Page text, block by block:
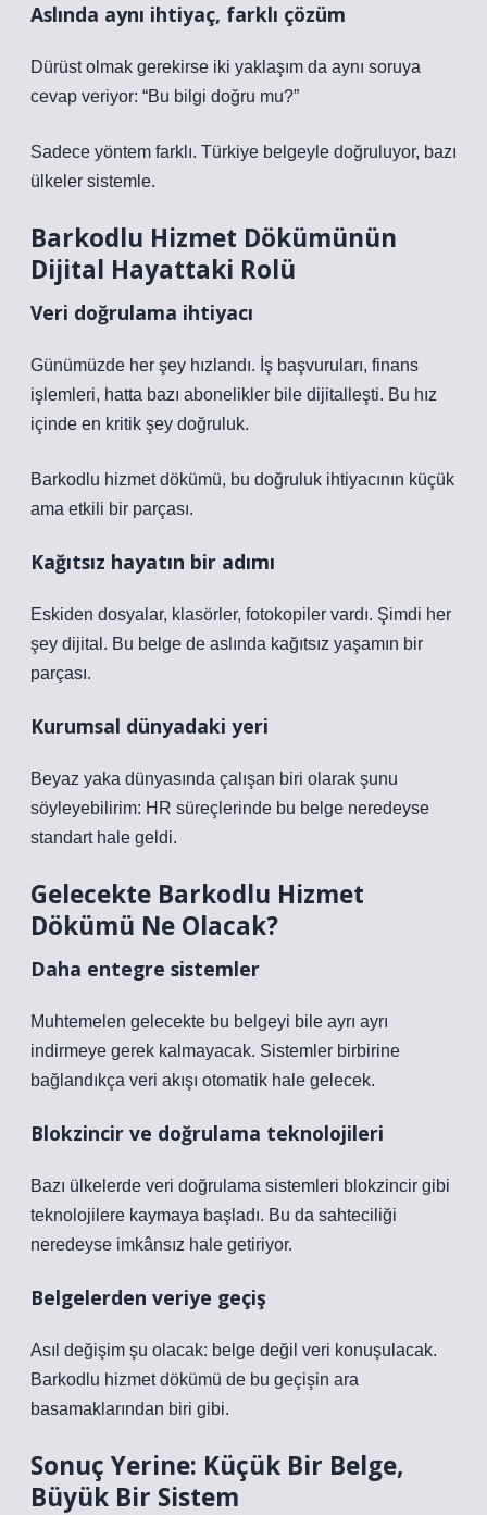
Aslında aynı ihtiyaç, farklı çözüm
Dürüst olmak gerekirse iki yaklaşım da aynı soruya
cevap veriyor: “Bu bilgi doğru mu?”
Sadece yöntem farklı. Türkiye belgeyle doğruluyor, bazı
ülkeler sistemle.
Barkodlu Hizmet Dökümünün
Dijital Hayattaki Rolü
Veri doğrulama ihtiyacı
Günümüzde her şey hızlandı. İş başvuruları, finans
işlemleri, hatta bazı abonelikler bile dijitalleşti. Bu hız
içinde en kritik şey doğruluk.
Barkodlu hizmet dökümü, bu doğruluk ihtiyacının küçük
ama etkili bir parçası.
Kağıtsız hayatın bir adımı
Eskiden dosyalar, klasörler, fotokopiler vardı. Şimdi her
şey dijital. Bu belge de aslında kağıtsız yaşamın bir
parçası.
Kurumsal dünyadaki yeri
Beyaz yaka dünyasında çalışan biri olarak şunu
söyleyebilirim: HR süreçlerinde bu belge neredeyse
standart hale geldi.
Gelecekte Barkodlu Hizmet
Dökümü Ne Olacak?
Daha entegre sistemler
Muhtemelen gelecekte bu belgeyi bile ayrı ayrı
indirmeye gerek kalmayacak. Sistemler birbirine
bağlandıkça veri akışı otomatik hale gelecek.
Blokzincir ve doğrulama teknolojileri
Bazı ülkelerde veri doğrulama sistemleri blokzincir gibi
teknolojilere kaymaya başladı. Bu da sahteciliği
neredeyse imkânsız hale getiriyor.
Belgelerden veriye geçiş
Asıl değişim şu olacak: belge değil veri konuşulacak.
Barkodlu hizmet dökümü de bu geçişin ara
basamaklarından biri gibi.
Sonuç Yerine: Küçük Bir Belge,
Büyük Bir Sistem